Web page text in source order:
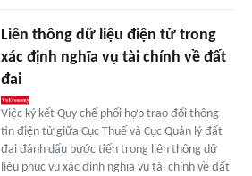
Liên thông dữ liệu điện tử trong
xác định nghĩa vụ tài chính về đất
đai
Việc ký kết Quy chế phối hợp trao đổi thông
tin điện tử giữa Cục Thuế và Cục Quản lý đất
đai đánh dấu bước tiến trong liên thông dữ
liệu phục vụ xác định nghĩa vụ tài chính về đất